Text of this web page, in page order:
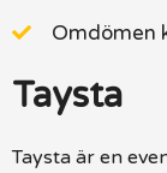
Omdömen
Taysta
Taysta är en